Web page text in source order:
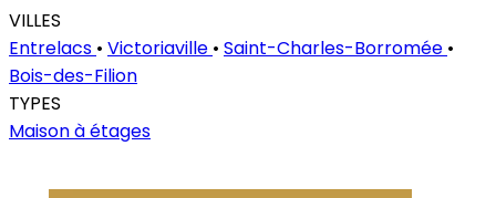
VILLES
Entrelacs • Victoriaville • Saint-Charles-Borromée •
Bois-des-Filion
TYPES
Maison à étages